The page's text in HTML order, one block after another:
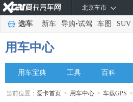
北京车市
选车 新车 导购•试驾 车图 SUV
用车中心
用车宝典 工具 百科
当前位置：爱卡首页 > 用车中心 > 车载GPS >